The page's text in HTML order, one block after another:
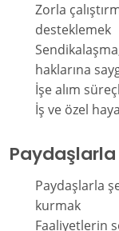
Zorla
desteklemek
haklarına
İşe alım
İş ve özel
Paydaşlarla
kurmak
Faaliyetlerin